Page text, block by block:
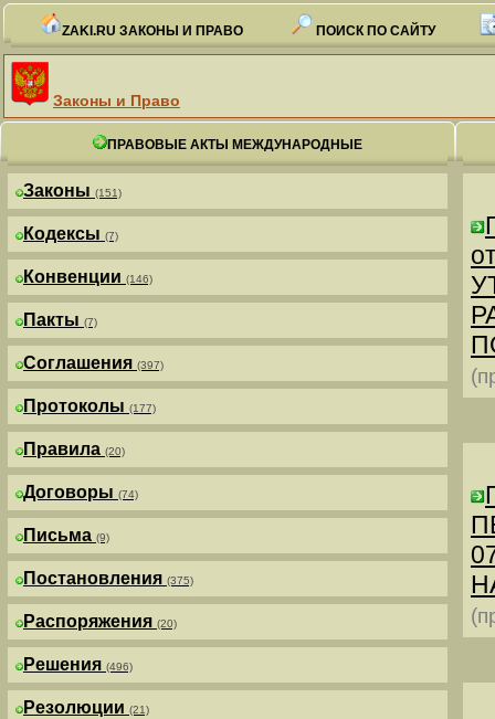
ZAKI.RU ЗАКОНЫ И ПРАВО ПОИСК ПО САЙТУ
Законы и Право
ПРАВОВЫЕ АКТЫ МЕЖДУНАРОДНЫЕ
Законы (151)
Кодексы (7)
Конвенции (146)
Пакты (7)
Соглашения (397)
Протоколы (177)
Правила (20)
Договоры (74)
Письма (9)
Постановления (375)
Распоряжения (20)
Решения (496)
Резолюции (21)